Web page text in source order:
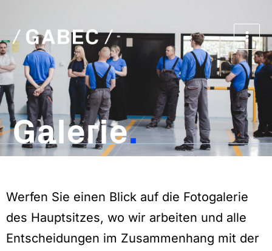
springen
Galerie
Werfen Sie einen Blick auf die Fotogalerie
des Hauptsitzes, wo wir arbeiten und alle
Entscheidungen im Zusammenhang mit der